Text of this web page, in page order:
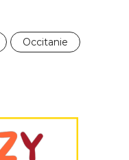
Occitanie